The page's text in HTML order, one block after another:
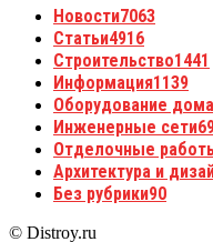
Новости7063
Статьи4916
Строительство1441
Информация1139
Оборудование
Инженерные сети
Отделочные
Архитектура и
Без рубрики90
© Distroy.ru